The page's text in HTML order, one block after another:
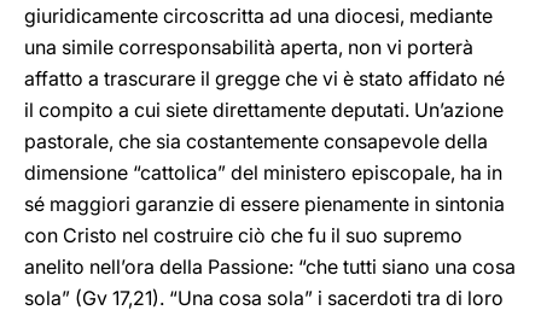
giuridicamente circoscritta ad una diocesi, mediante
una simile corresponsabilità aperta, non vi porterà
affatto a trascurare il gregge che vi è stato affidato né
il compito a cui siete direttamente deputati. Un’azione
pastorale, che sia costantemente consapevole della
dimensione “cattolica” del ministero episcopale, ha in
sé maggiori garanzie di essere pienamente in sintonia
con Cristo nel costruire ciò che fu il suo supremo
anelito nell’ora della Passione: “che tutti siano una cosa
sola” (Gv 17,21). “Una cosa sola” i sacerdoti tra di loro